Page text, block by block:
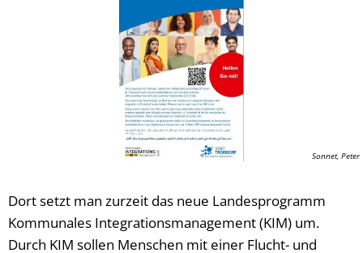
Sonnet, Peter
Dort setzt man zurzeit das neue Landesprogramm
Kommunales Integrationsmanagement (KIM) um.
Durch KIM sollen Menschen mit einer Flucht- und